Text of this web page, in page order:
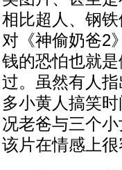
相比超人、钢
对《神偷奶爸2
钱的恐怕也就
过。虽然有人
多小黄人搞笑
况老爸与三个
该片在情感上很